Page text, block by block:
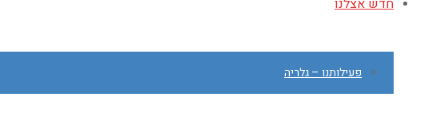
חדש אצלנו
פעילותנו – גלריה